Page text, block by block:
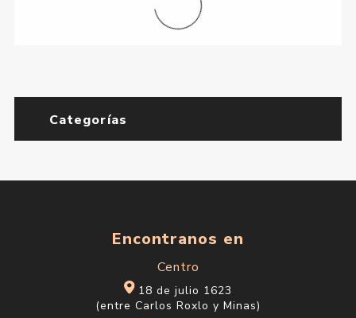
Categorías
Encontranos en
Centro
18 de julio 1623
(entre Carlos Roxlo y Minas)